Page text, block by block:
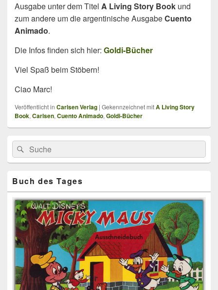
Ausgabe unter dem Titel A Living Story Book und
zum andere um die argentinische AusgabeCuento
Animado.
Die Infos finden sich hier: Goldi-Bücher
Viel Spaß beim Stöbern!
Ciao Marc!
Veröffentlicht in Carlsen Verlag | Gekennzeichnet mitA Living Story
Book, Carlsen, Cuento Animado, Goldi-Bücher
Primärer
Seitenleisten
Widget-
Bereich
Search
for:
Suche
Buch des Tages